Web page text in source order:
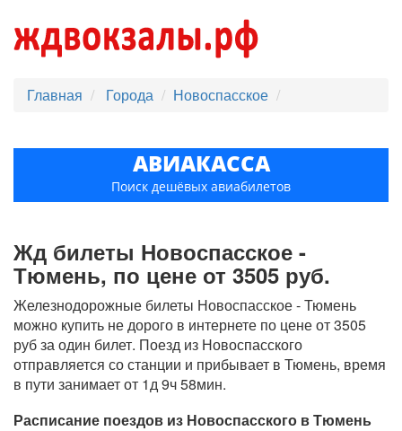
Главная Города Новоспасское
АВИАКАССА
Поиск дешёвых авиабилетов
Жд билеты Новоспасское -
Тюмень, по цене от 3505 руб.
Железнодорожные билеты Новоспасское - Тюмень
можно купить не дорого в интернете по цене от 3505
руб за один билет. Поезд из Новоспасского
отправляется со станции и прибывает в Тюмень, время
в пути занимает от 1д 9ч 58мин.
Расписание поездов из Новоспасского в Тюмень